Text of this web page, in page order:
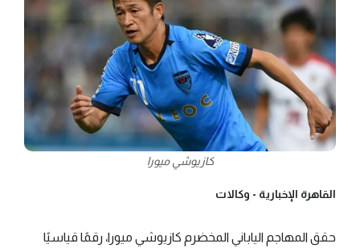
كازيوشي ميورا
القاهرة الإخبارية - وكالات
حقق المهاجم الياباني المخضرم كازيوشي ميورا، رقمًا قياسيًا